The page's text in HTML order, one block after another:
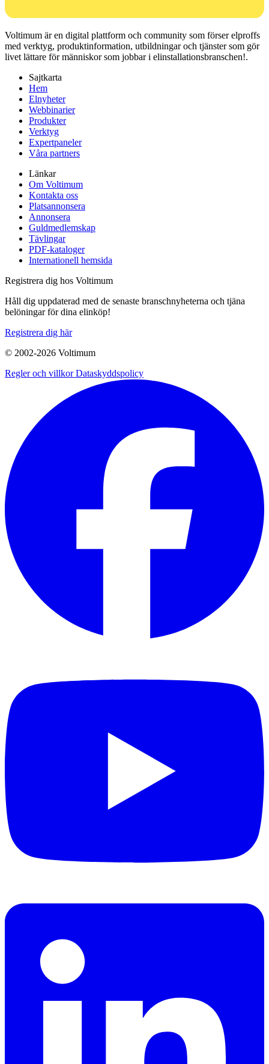
Voltimum är en digital plattform och community som förser elproffs
med verktyg, produktinformation, utbildningar och tjänster som gör
livet lättare för människor som jobbar i elinstallationsbranschen!.
Sajtkarta
Hem
Elnyheter
Webbinarier
Produkter
Verktyg
Expertpaneler
Våra partners
Länkar
Om Voltimum
Kontakta oss
Platsannonsera
Annonsera
Guldmedlemskap
Tävlingar
PDF-kataloger
Internationell hemsida
Registrera dig hos Voltimum
Håll dig uppdaterad med de senaste branschnyheterna och tjäna
belöningar för dina elinköp!
Registrera dig här
© 2002-2026 Voltimum
Regler och villkorDataskyddspolicy